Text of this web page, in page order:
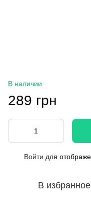
В наличии
289 грн
Войти для
В избранное